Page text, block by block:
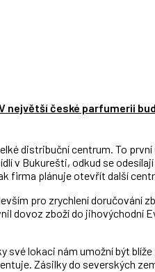
největší české parfumerii
distribuční centrum. To první
v Bukurešti, odkud se
firma plánuje otevřít další
pro zrychlení doručování
dovoz zboží do jihovýchodní
své lokaci nám umožní být
Zásilky do severských